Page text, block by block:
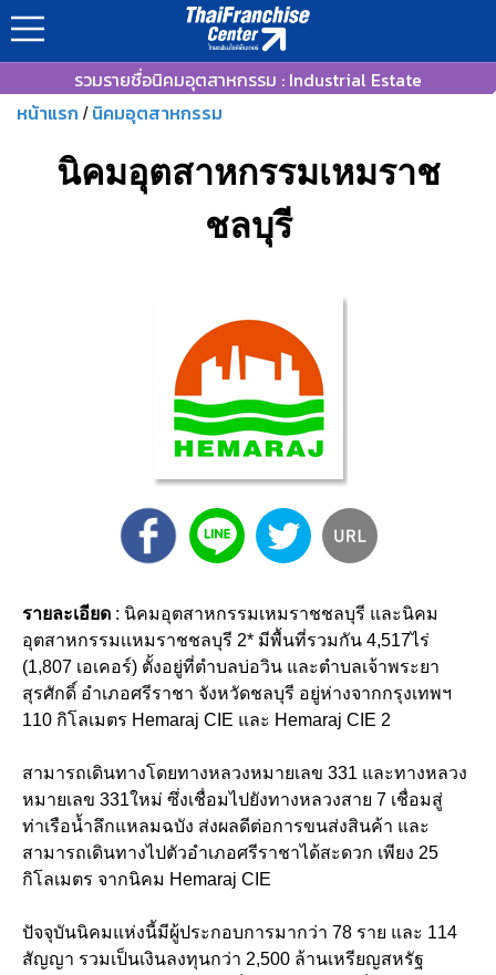
รวมรายชื่อนิคมอุตสาหกรรม : Industrial Estate
หน้าแรก / นิคมอุตสาหกรรม
นิคมอุตสาหกรรมเหมราช
ชลบุรี
รายละเอียด : นิคมอุตสาหกรรมเหมราชชลบุรี และนิคม
อุตสาหกรรมเเหมราชชลบุรี 2* มีพื้นที่รวมกัน 4,517ไร่
(1,807 เอเคอร์) ตั้งอยู่ที่ตำบลบ่อวิน และตำบลเจ้าพระยา
สุรศักดิ์ อำเภอศรีราชา จังหวัดชลบุรี อยู่ห่างจากกรุงเทพฯ
110 กิโลเมตร Hemaraj CIE และ Hemaraj CIE 2
สามารถเดินทางโดยทางหลวงหมายเลข 331 และทางหลวง
หมายเลข 331ใหม่ ซึ่งเชื่อมไปยังทางหลวงสาย 7 เชื่อมสู่
ท่าเรือน้ำลึกแหลมฉบัง ส่งผลดีต่อการขนส่งสินค้า และ
สามารถเดินทางไปตัวอำเภอศรีราชาได้สะดวก เพียง 25
กิโลเมตร จากนิคม Hemaraj CIE
ปัจจุบันนิคมแห่งนี้มีผู้ประกอบการมากว่า 78 ราย และ 114
สัญญา รวมเป็นเงินลงทุนกว่า 2,500 ล้านเหรียญสหรัฐ